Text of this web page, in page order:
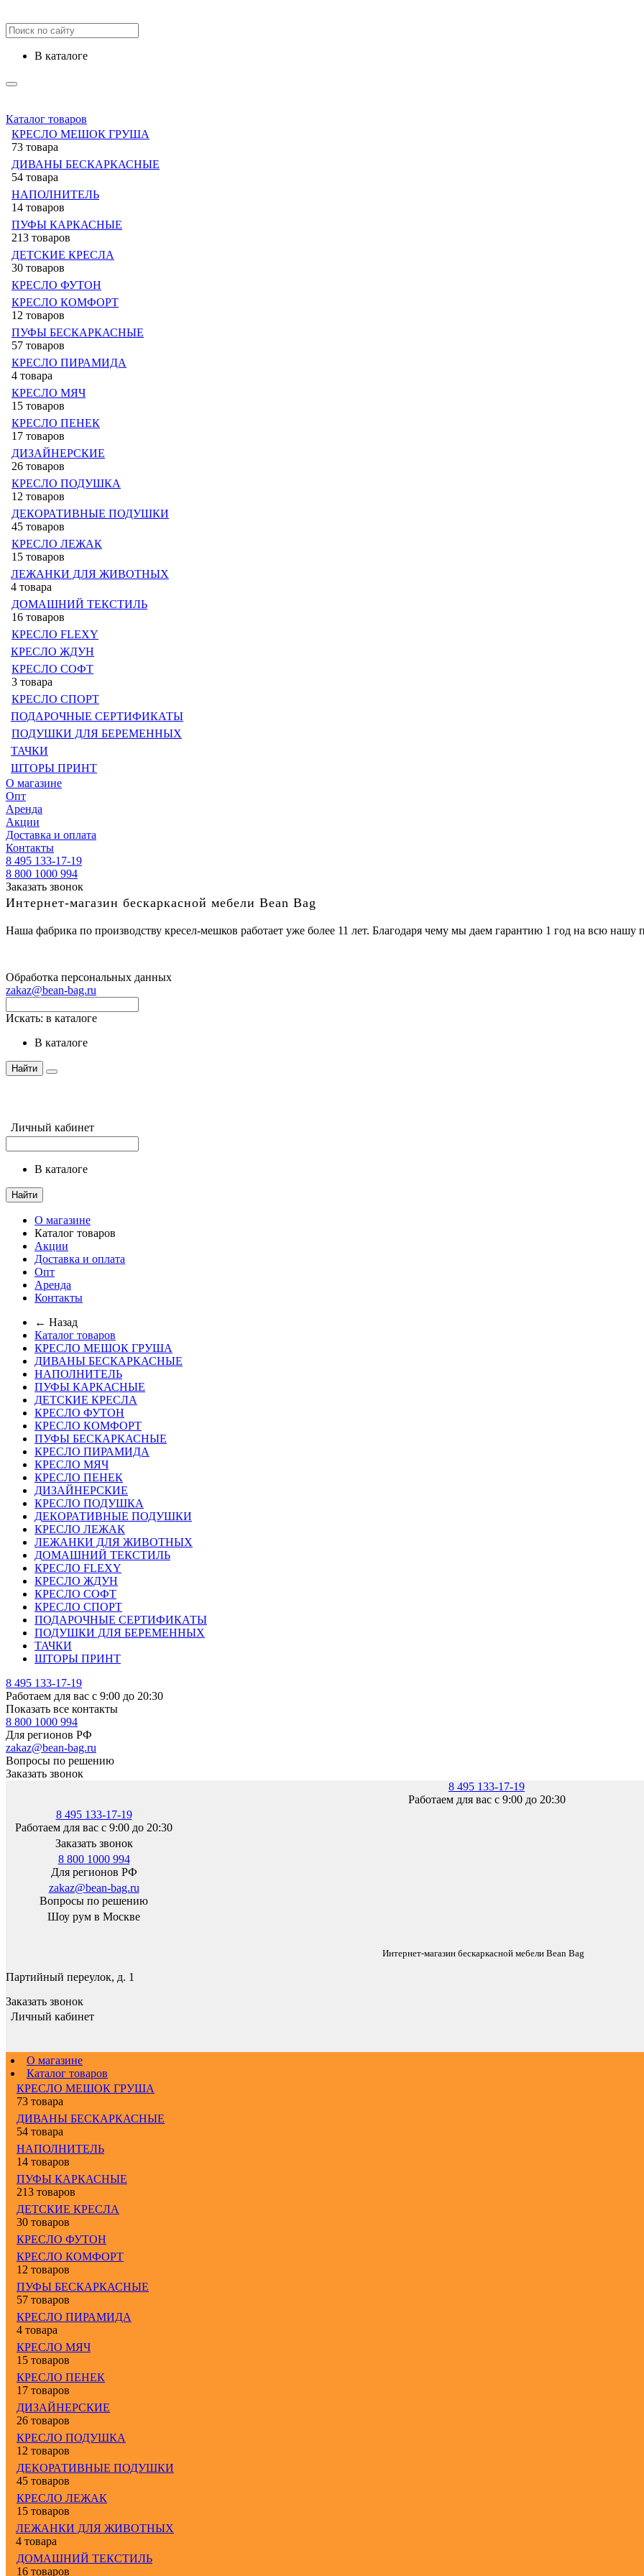
в каталоге
Каталог товаров
КРЕСЛО МЕШОК ГРУША
73 товара
ДИВАНЫ БЕСКАРКАСНЫЕ
54 товара
НАПОЛНИТЕЛЬ
14 товаров
ПУФЫ КАРКАСНЫЕ
213 товаров
ДЕТСКИЕ КРЕСЛА
30 товаров
КРЕСЛО ФУТОН
КРЕСЛО КОМФОРТ
12 товаров
ПУФЫ БЕСКАРКАСНЫЕ
57 товаров
КРЕСЛО ПИРАМИДА
4 товара
КРЕСЛО МЯЧ
15 товаров
КРЕСЛО ПЕНЕК
17 товаров
ДИЗАЙНЕРСКИЕ
26 товаров
КРЕСЛО ПОДУШКА
12 товаров
ДЕКОРАТИВНЫЕ ПОДУШКИ
45 товаров
КРЕСЛО ЛЕЖАК
15 товаров
ЛЕЖАНКИ ДЛЯ ЖИВОТНЫХ
4 товара
ДОМАШНИЙ ТЕКСТИЛЬ
16 товаров
КРЕСЛО FLEXY
КРЕСЛО ЖДУН
КРЕСЛО СОФТ
3 товара
КРЕСЛО СПОРТ
ПОДАРОЧНЫЕ СЕРТИФИКАТЫ
ПОДУШКИ ДЛЯ БЕРЕМЕННЫХ
ТАЧКИ
ШТОРЫ ПРИНТ
О магазине
Опт
Аренда
Акции
Доставка и оплата
Контакты
8 495 133-17-19
8 800 1000 994
Заказать звонок
Интернет-магазин бескаркасной мебели Bean Bag
Наша фабрика по производству кресел-мешков работает уже более 11 лет. Благодаря чему мы даем гарантию 1 год на всю нашу
Обработка персональных данных
zakaz@bean-bag.ru
Искать: в каталоге
в каталоге
Найти
Личный кабинет
в каталоге
Найти
О магазине
Каталог товаров
Акции
Доставка и оплата
Опт
Аренда
Контакты
← Назад
Каталог товаров
КРЕСЛО МЕШОК ГРУША
ДИВАНЫ БЕСКАРКАСНЫЕ
НАПОЛНИТЕЛЬ
ПУФЫ КАРКАСНЫЕ
ДЕТСКИЕ КРЕСЛА
КРЕСЛО ФУТОН
КРЕСЛО КОМФОРТ
ПУФЫ БЕСКАРКАСНЫЕ
КРЕСЛО ПИРАМИДА
КРЕСЛО МЯЧ
КРЕСЛО ПЕНЕК
ДИЗАЙНЕРСКИЕ
КРЕСЛО ПОДУШКА
ДЕКОРАТИВНЫЕ ПОДУШКИ
КРЕСЛО ЛЕЖАК
ЛЕЖАНКИ ДЛЯ ЖИВОТНЫХ
ДОМАШНИЙ ТЕКСТИЛЬ
КРЕСЛО FLEXY
КРЕСЛО ЖДУН
КРЕСЛО СОФТ
КРЕСЛО СПОРТ
ПОДАРОЧНЫЕ СЕРТИФИКАТЫ
ПОДУШКИ ДЛЯ БЕРЕМЕННЫХ
ТАЧКИ
ШТОРЫ ПРИНТ
8 495 133-17-19
Работаем для вас с 9:00 до 20:30
Показать все контакты
8 800 1000 994
Для регионов РФ
zakaz@bean-bag.ru
Вопросы по решению
Заказать звонок
8 495 133-17-19
Работаем для вас с 9:00 до 20:30
8 495 133-17-19
Работаем для вас с 9:00 до 20:30
Заказать звонок
8 800 1000 994
Для регионов РФ
zakaz@bean-bag.ru
Вопросы по решению
Шоу рум в Москве
Интернет-магазин бескаркасной мебели Bean Bag
Партийный переулок, д. 1
Заказать звонок
Личный кабинет
О магазине
Каталог товаров
КРЕСЛО МЕШОК ГРУША
73 товара
ДИВАНЫ БЕСКАРКАСНЫЕ
54 товара
НАПОЛНИТЕЛЬ
14 товаров
ПУФЫ КАРКАСНЫЕ
213 товаров
ДЕТСКИЕ КРЕСЛА
30 товаров
КРЕСЛО ФУТОН
КРЕСЛО КОМФОРТ
12 товаров
ПУФЫ БЕСКАРКАСНЫЕ
57 товаров
КРЕСЛО ПИРАМИДА
4 товара
КРЕСЛО МЯЧ
15 товаров
КРЕСЛО ПЕНЕК
17 товаров
ДИЗАЙНЕРСКИЕ
26 товаров
КРЕСЛО ПОДУШКА
12 товаров
ДЕКОРАТИВНЫЕ ПОДУШКИ
45 товаров
КРЕСЛО ЛЕЖАК
15 товаров
ЛЕЖАНКИ ДЛЯ ЖИВОТНЫХ
4 товара
ДОМАШНИЙ ТЕКСТИЛЬ
16 товаров